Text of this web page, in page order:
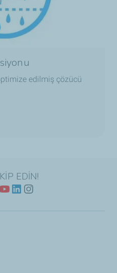
edilmiş çözücü
EDİN!